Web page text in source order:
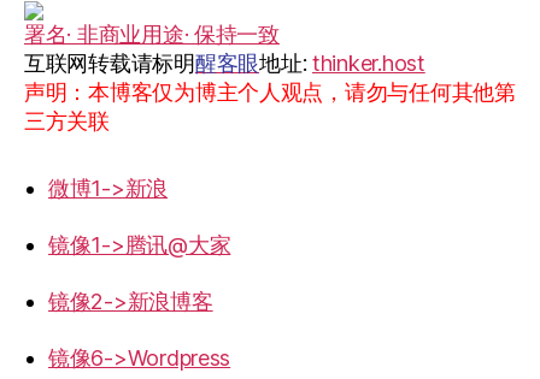
署名· 非商业用途· 保持一致
互联网转载请标明醒客眼地址: thinker.host
声明：本博客仅为博主个人观点，请勿与任何其他第
三方关联
微博1->新浪
镜像1->腾讯@大家
镜像2->新浪博客
镜像6->Wordpress